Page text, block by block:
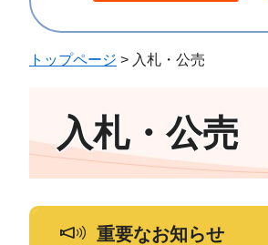
じ
トップページ > 入札・公売
入札・公売
重要なお知らせ